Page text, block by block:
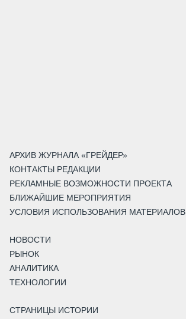
АРХИВ ЖУРНАЛА «ГРЕЙДЕР»
КОНТАКТЫ РЕДАКЦИИ
РЕКЛАМНЫЕ ВОЗМОЖНОСТИ ПРОЕКТА
БЛИЖАЙШИЕ МЕРОПРИЯТИЯ
УСЛОВИЯ ИСПОЛЬЗОВАНИЯ МАТЕРИАЛОВ
НОВОСТИ
РЫНОК
АНАЛИТИКА
ТЕХНОЛОГИИ
СТРАНИЦЫ ИСТОРИИ